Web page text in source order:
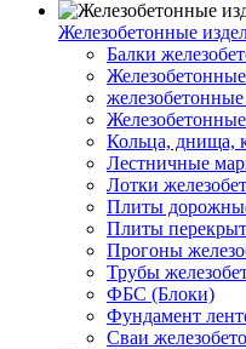
Железобетонные
Балки
Кольца, днища,
Лестничные
Лотки
Плиты
Плиты
Прогоны
Трубы
ФБС (Блоки)
Фундамент
Сваи